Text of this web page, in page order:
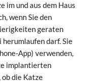
im und aus dem Haus
wenn Sie den
geraten
darf. Sie
App) verwenden,
implantierten
die Katze